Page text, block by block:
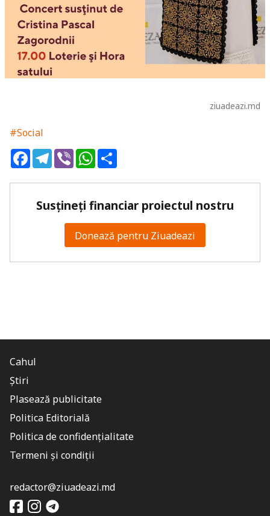
ziuadeazi.md
#Social
FacebookTelegram
ViberWhatsApp
Susțineți financiar proiectul nostru
Donează pentru Ziuadeazi
Cahul
Știri
Plasează publicitate
Politica Editorială
Politica de confidențialitate
Termeni și condiții
redactor@ziuadeazi.md